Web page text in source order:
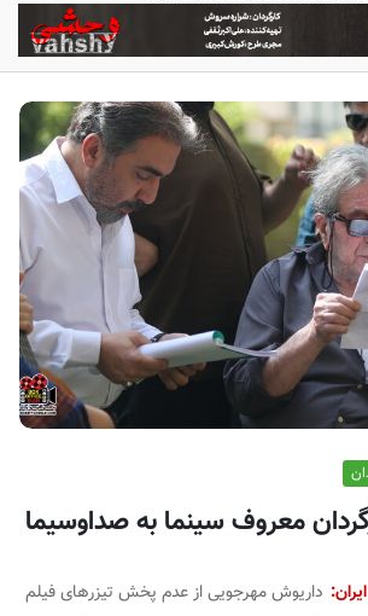
معروف سینما به صداوسیما
داریوش مهرجویی از عدم پخش تیزرهای فیلم